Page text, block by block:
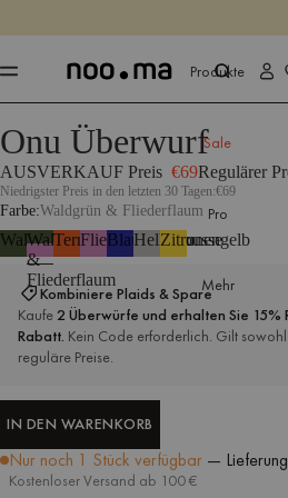
Produkte
Sale
Pro
Mehr
Produkte Alle Textilien Überwürfe
Onu Überwurf
AUSVERKAUF Preis €69Regulärer
Niedrigster Preis in den letzten 30 Tagen:€69
Farbe Waldgrün & Fliederflaum
Waldgrün
Waldgrün
&
Fliederflaum
Terrakotta
Fliederfarben
Blaubeermousse
Hellgrau
Zitronengelb
Kombiniere Plaids & Spare
Kaufe 2 Überwürfe und erhalten Sie
Rabatt. Kein Code erforderlich. Gilt
reguläre Preise.
IN DEN WARENKORB
Nur noch 1 Stück verfügbar — Lieferung
Kostenloser Versand ab 100 €